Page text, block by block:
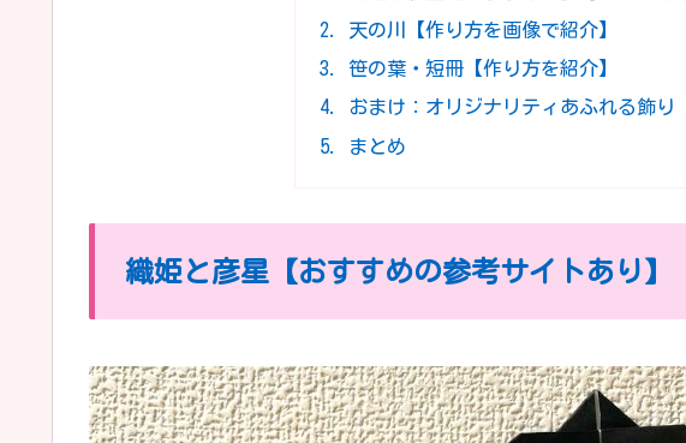
天の川【作り方を画像で紹介】
笹の葉・短冊【作り方を紹介】
おまけ：オリジナリティあふれる飾り
まとめ
織姫と彦星【おすすめの参考サイトあり】